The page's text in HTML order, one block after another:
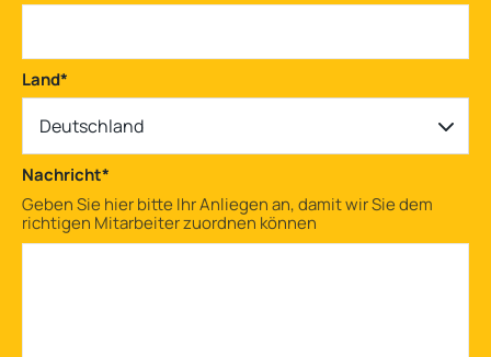
Land*
Deutschland
Nachricht*
Geben Sie hier bitte Ihr Anliegen an, damit wir Sie dem
richtigen Mitarbeiter zuordnen können